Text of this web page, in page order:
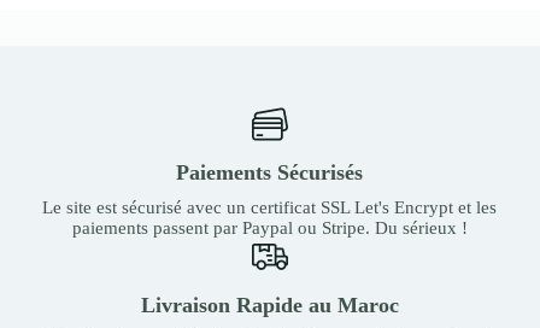
Paiements Sécurisés
Le site est sécurisé avec un certificat SSL Let's Encrypt et les
paiements passent par Paypal ou Stripe. Du sérieux !
Livraison Rapide au Maroc